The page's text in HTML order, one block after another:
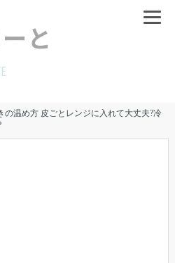
の温め方 皮ごとレンジに入れて大丈夫?冷